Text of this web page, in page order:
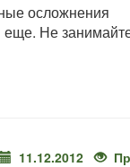
осложнения
еще. Не
11.12.2012